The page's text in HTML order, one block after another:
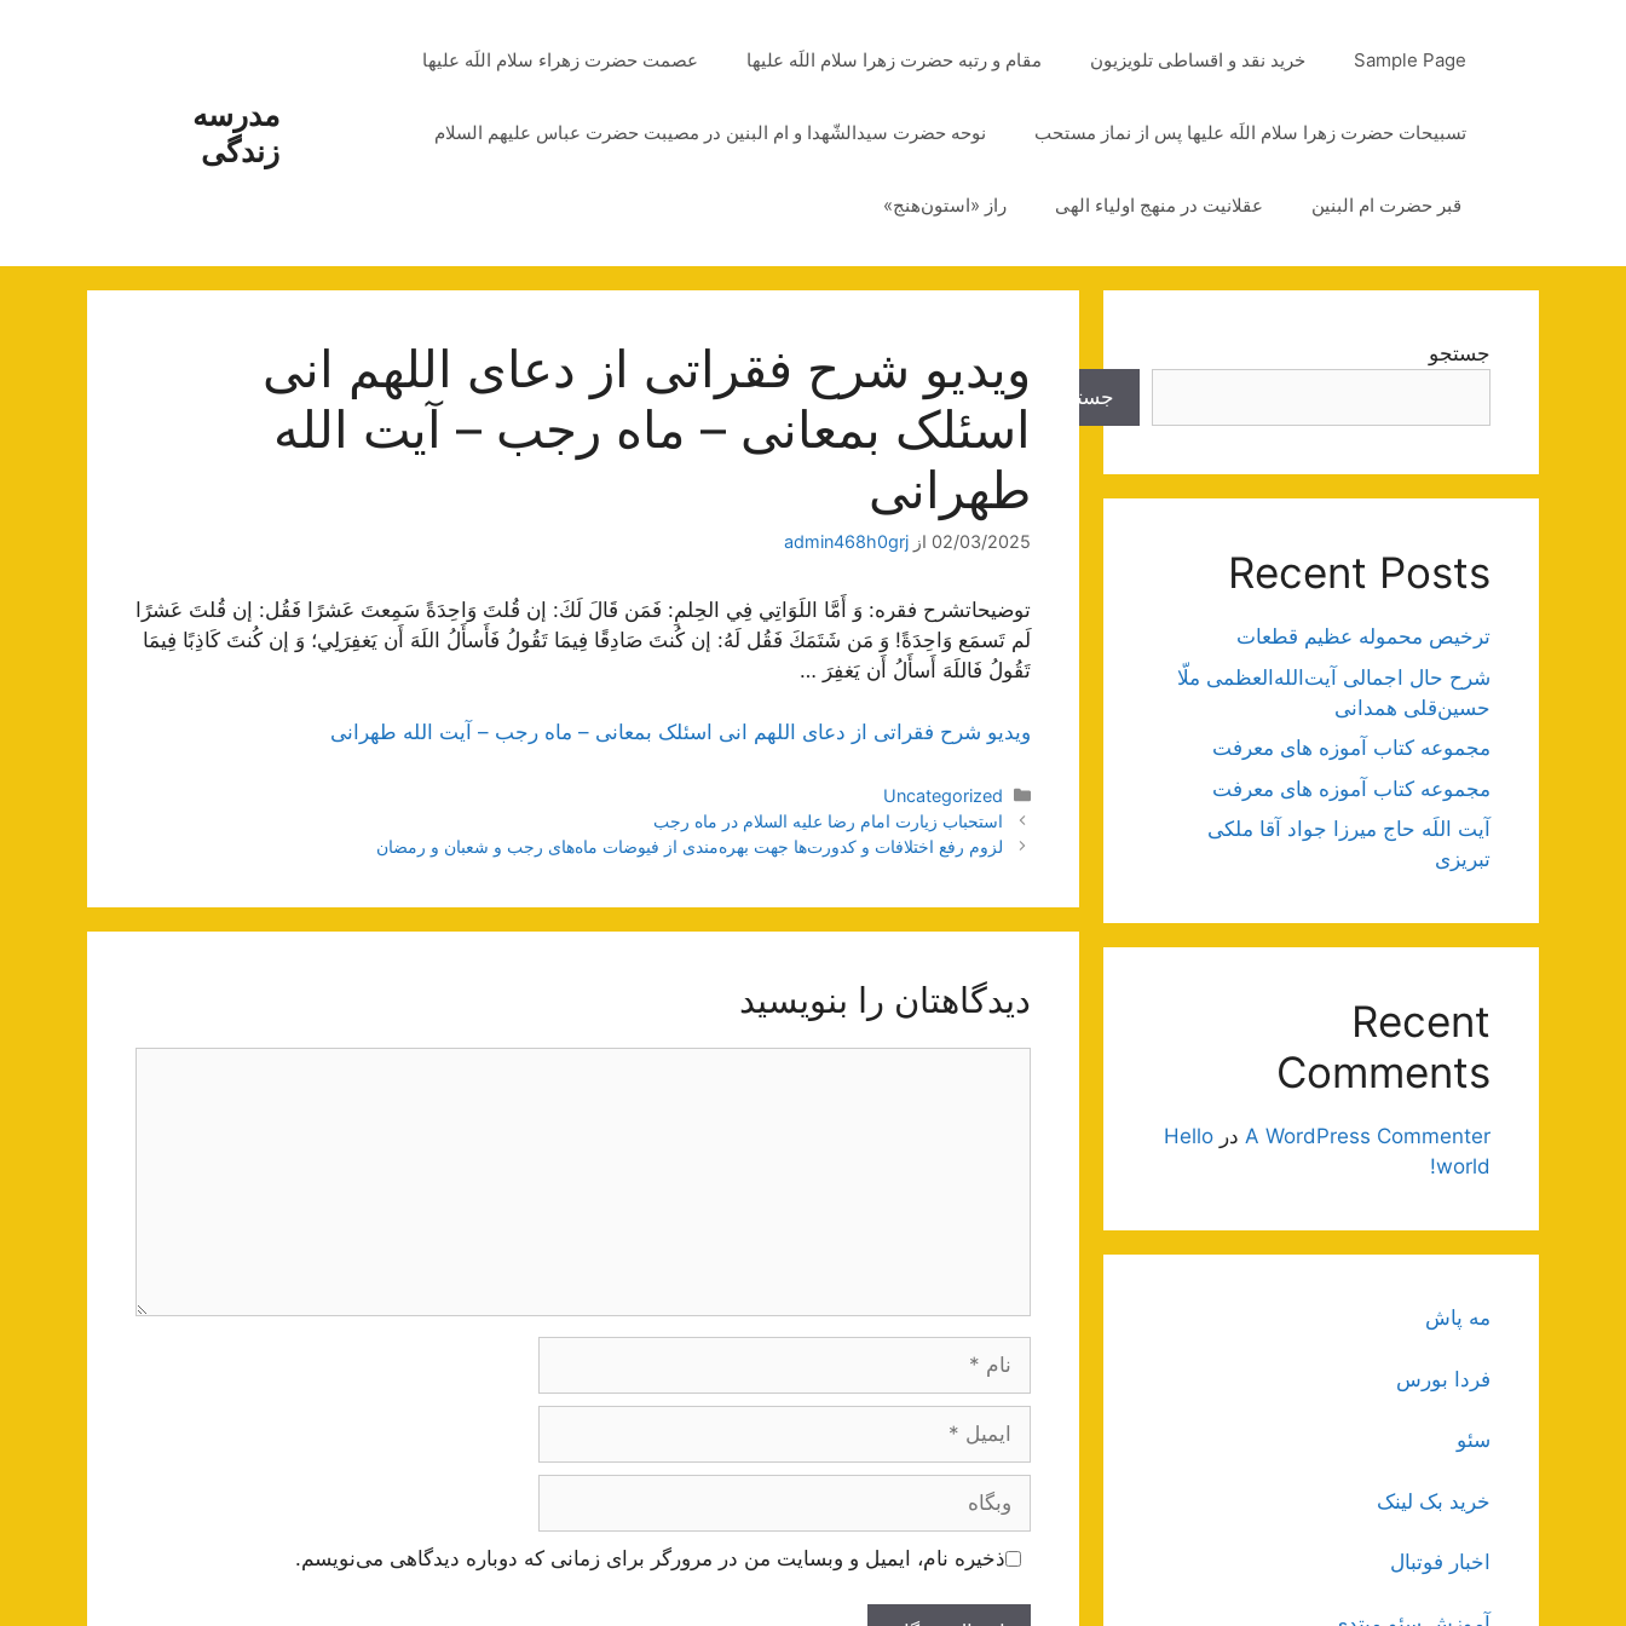
مدرسه
زندگی
Sample Page خرید نقد و اقساطی تلویزیون مقام و رتبه حضرت زهرا سلام اللَه علیها عصمت حضرت زهراء سلام اللَه علیها
تسبیحات حضرت زهرا سلام اللَه علیها پس از نماز مستحب نوحه حضرت سیدالشّهدا و ام البنین در مصیبت حضرت عباس علیهم السلام
قبر حضرت ام البنین عقلانیت در منهج اولیاء الهی راز «استون‌هنج»
ویدیو شرح فقراتی از دعای اللهم انی
اسئلک بمعانی – ماه رجب – آیت الله
طهرانی
02/03/2025 از admin468h0grj
توضیحاتشرح فقره: وَ أَمَّا اللَوَاتِي فِي الحِلمِ: فَمَن قَالَ لَكَ: إن قُلتَ وَاحِدَةً سَمِعتَ عَشرًا فَقُل: إن قُلتَ عَشرًا
لَم تَسمَع وَاحِدَةً! وَ مَن شَتَمَكَ فَقُل لَهُ: إن كُنتَ صَادِقًا فِيمَا تَقُولُ فَأَسأَلُ اللَهَ أَن يَغفِرَلِي؛ وَ إن كُنتَ كَاذِبًا فِيمَا
تَقُولُ فَاللَهَ أَسأَلُ أَن يَغفِرَ …
ویدیو شرح فقراتی از دعای اللهم انی اسئلک بمعانی – ماه رجب – آیت الله طهرانی
دسته‌ها
Uncategorized
ناوبری
نوشته‌ها
استحباب زيارت امام رضا عليه السلام در ماه رجب
لزوم رفع اختلافات و کدورت‌ها جهت بهره‌مندی از فیوضات ماه‌های رجب و شعبان و رمضان
دیدگاهتان را بنویسید
وبگاه
ذخیره نام، ایمیل و وبسایت من در مرورگر برای زمانی که دوباره دیدگاهی می‌نویسم.
جستجو
جستجو
Recent Posts
ترخیص محموله عظیم قطعات
شرح حال اجمالی آیت‌الله‌العظمی ملّا
حسین‌قلی همدانی
مجموعه کتاب آموزه های معرفت
مجموعه کتاب آموزه های معرفت
آیت اللَه حاج میرزا جواد آقا ملکی
تبریزی
Recent
Comments
A WordPress Commenter در Hello
world!
مه پاش
فردا بورس
سئو
خرید بک لینک
اخبار فوتبال